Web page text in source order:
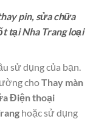
pin, sửa chữa
tại Nha Trang loại
sử dụng của bạn.
choThay màn
Điện thoại
hoặc sử dụng